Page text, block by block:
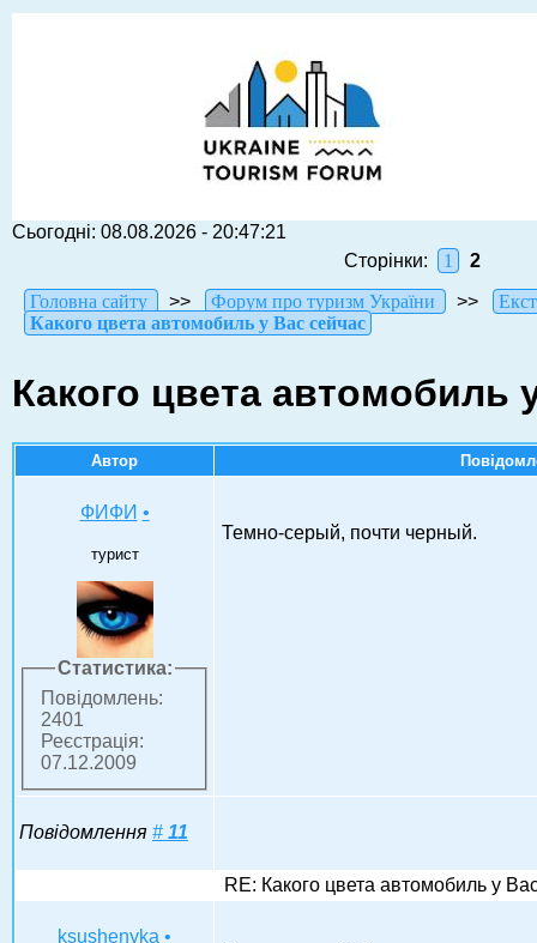
Сьогодні: 08.08.2026 - 20:47:21
Сторінки:
1
2
Головна сайту
>> Форум про туризм України >>
Какого цвета автомобиль у Вас сейчас
Какого цвета автомобиль
Автор
ФИФИ •
турист
Статистика:
Повідомлень:
2401
Реєстрація:
07.12.2009
Темно-серый, почти черный.
Повідомлення # 11
RE: Какого цвета автомобиль у
ksushenyka •